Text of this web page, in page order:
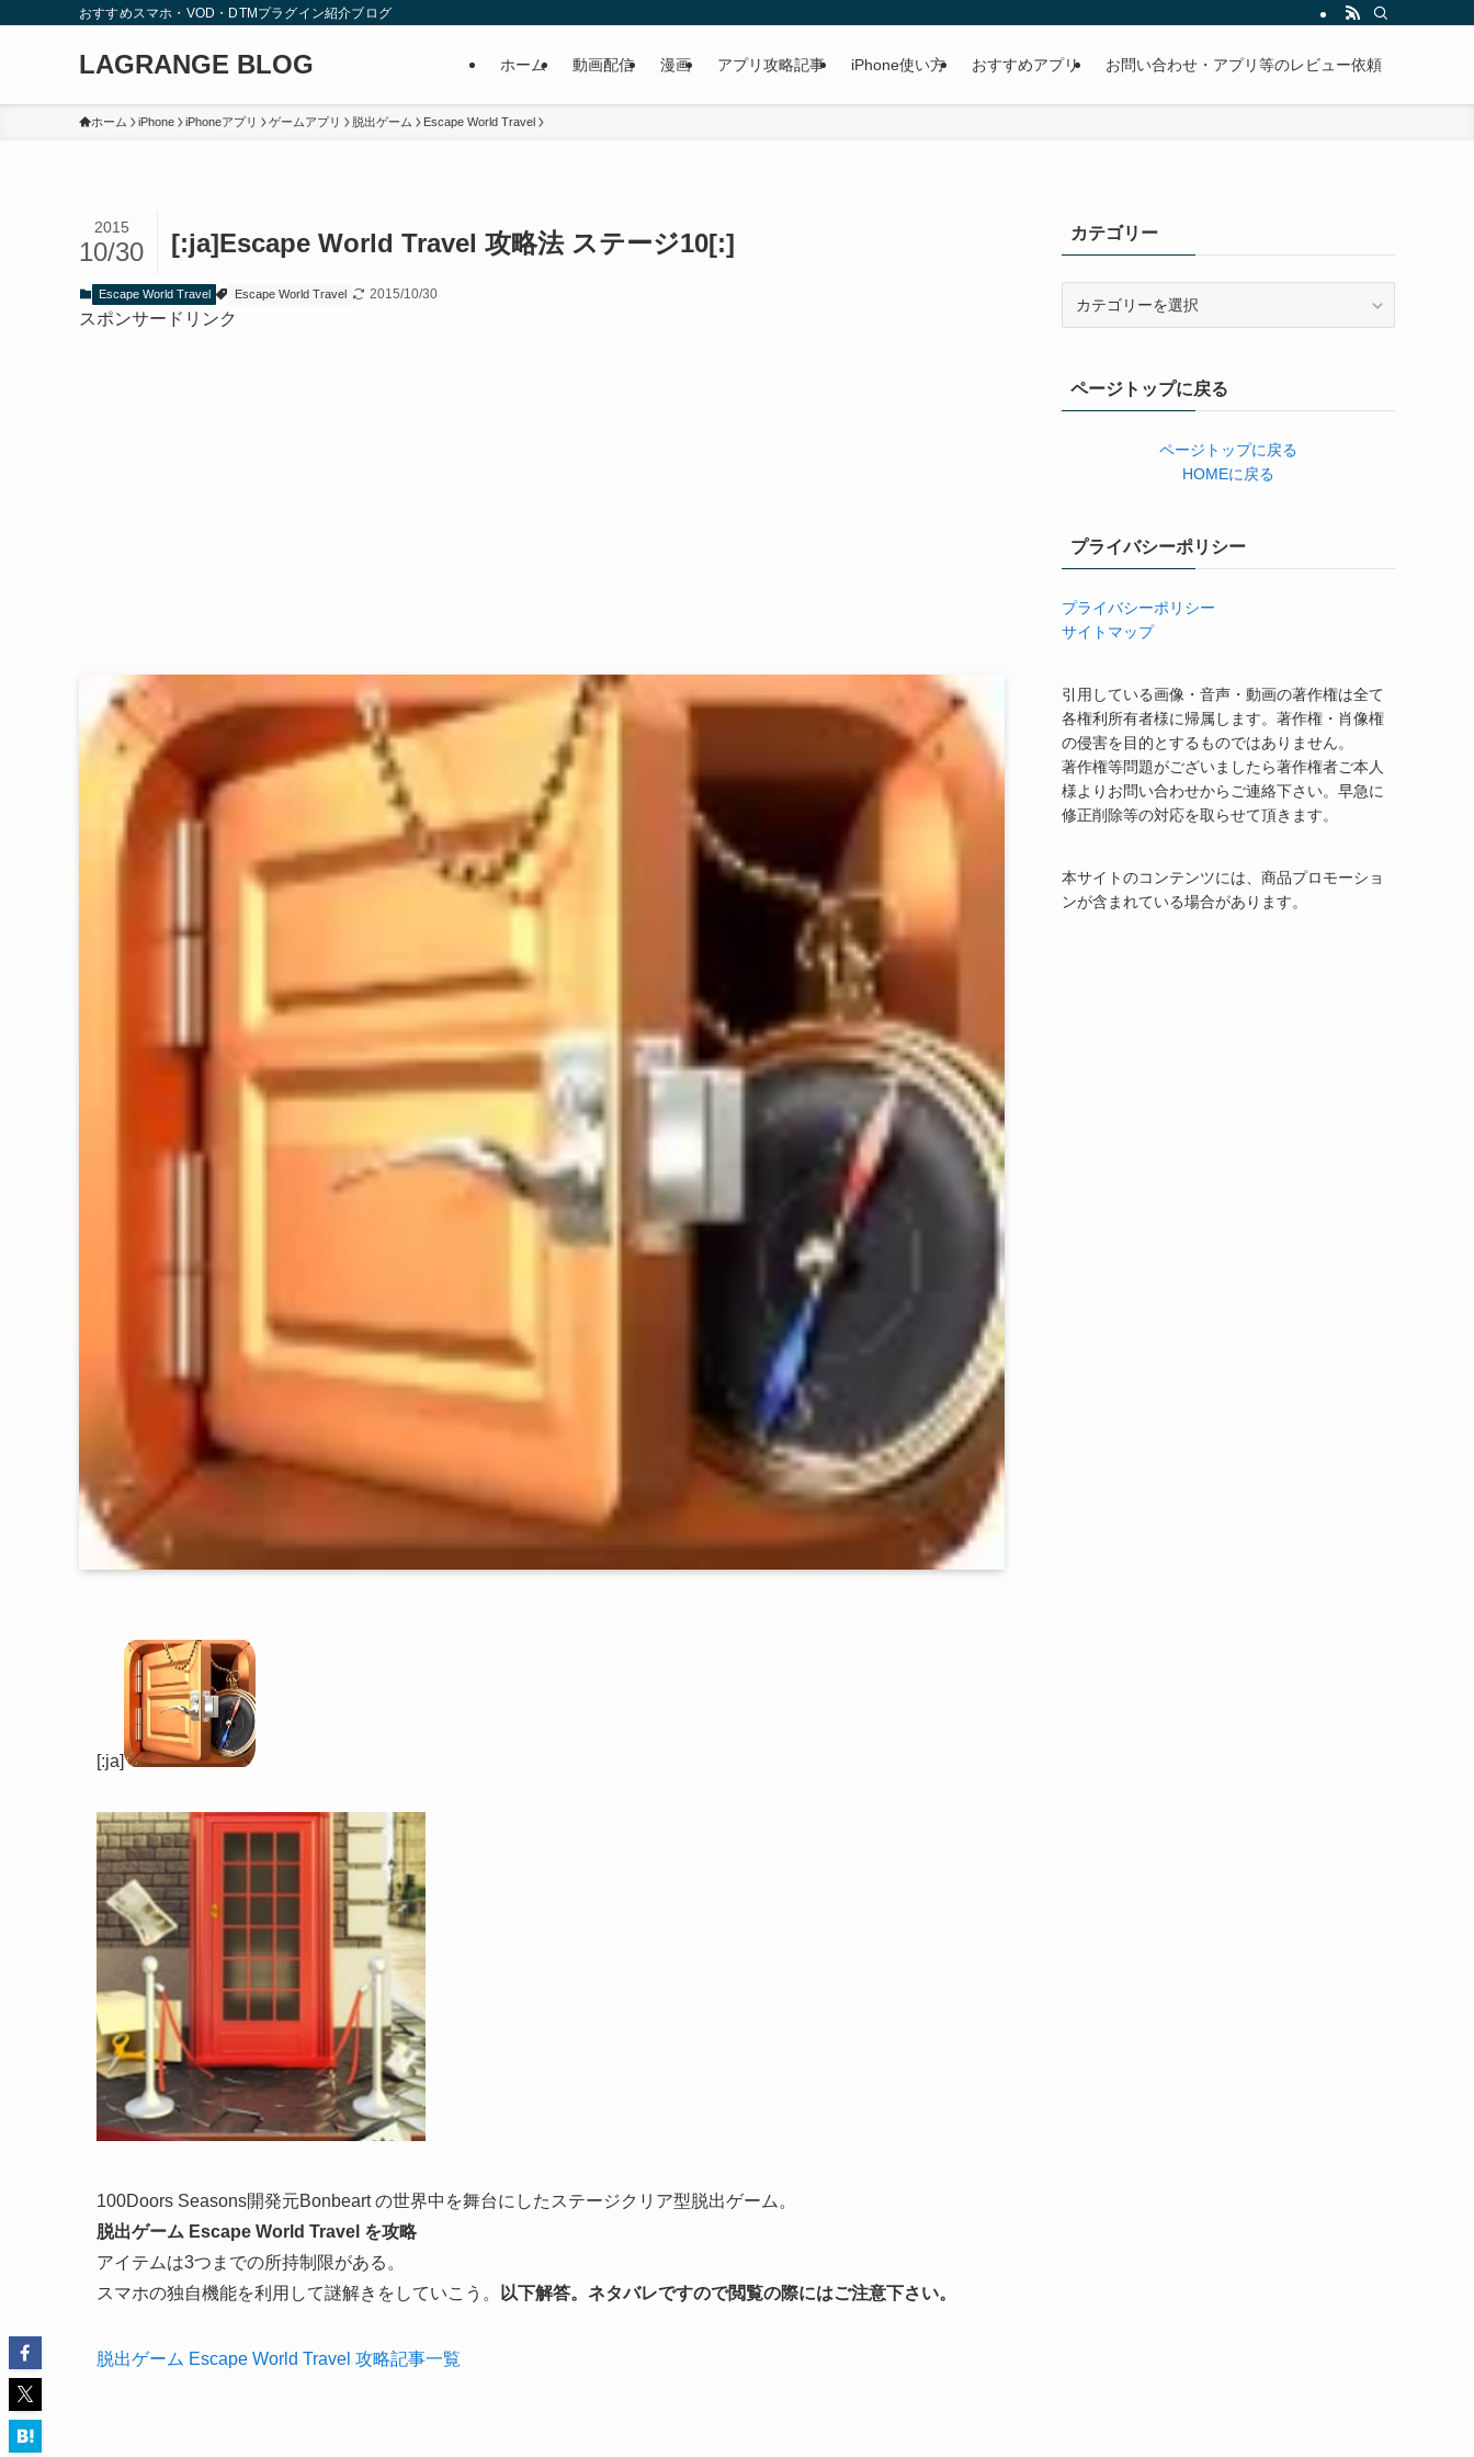
おすすめスマホ・VOD・DTMプラグイン紹介ブログ
LAGRANGE BLOG ホーム 動画配信 漫画 アプリ攻略記事 iPhone使い方 おすすめアプリ お問い合わせ・アプリ等のレビュー依頼
ホーム iPhone iPhoneアプリ ゲームアプリ 脱出ゲーム Escape World Travel
[:ja]Escape World Travel 攻略法 ステージ10[:]
2015
10/30
Escape World Travel Escape World Travel 2015/10/30
スポンサードリンク
[:ja]
100Doors Seasons開発元Bonbeart の世界中を舞台にしたステージクリア型脱出ゲーム。
脱出ゲーム Escape World Travel を攻略
アイテムは3つまでの所持制限がある。
スマホの独自機能を利用して謎解きをしていこう。
以下解答。ネタバレですので閲覧の際にはご注意下さい。
脱出ゲーム Escape World Travel 攻略記事一覧
カテゴリー
ーページトップに戻る
ページトップに戻る
HOMEに戻る
プライバシーポリシー
プライバシーポリシー
サイトマップ
引用している画像・音声・動画の著作権は全て
各権利所有者様に帰属します。著作権・肖像権
の侵害を目的とするものではありません。
著作権等問題がございましたら著作権者ご本人
様よりお問い合わせからご連絡下さい。早急に
修正削除等の対応を取らせて頂きます。
本サイトのコンテンツには、商品プロモーショ
ンが含まれている場合があります。